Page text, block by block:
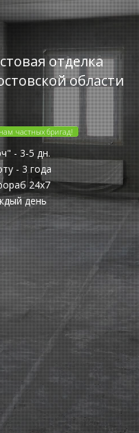
отделка
области
частных бригад!
- 3-5 дн.
- 3 года
24x7
день